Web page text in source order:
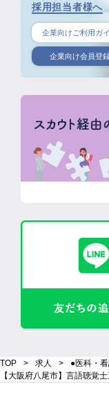
採用担当者様へ
企業向けご利用ガ
企業向け会員登
TOP 求人 ●医科・
【大阪府八尾市】言語聴覚